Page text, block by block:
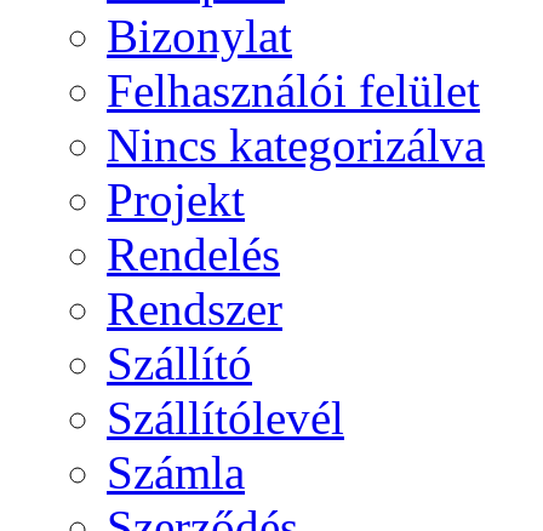
Bizonylat
Felhasználói felület
Nincs kategorizálva
Projekt
Rendelés
Rendszer
Szállító
Szállítólevél
Számla